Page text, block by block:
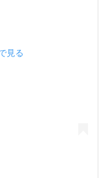
見る